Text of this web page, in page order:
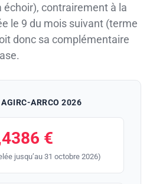
contrairement à la
le 9 du mois suivant (terme
donc sa complémentaire
ARRCO 2026
€
jusqu’au 31 octobre 2026)